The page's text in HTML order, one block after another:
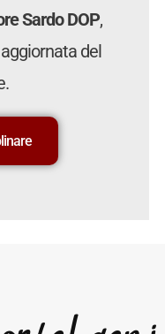
Sardo DOP,
del